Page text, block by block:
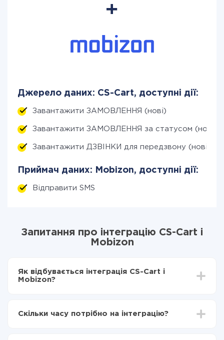
Джерело даних: CS-Cart, доступні дії:
Завантажити ЗАМОВЛЕННЯ (нові)
Завантажити ЗАМОВЛЕННЯ за статусом (нові)
Завантажити ДЗВІНКИ для передзвону (нові)
Приймач даних: Mobizon, доступні дії:
Відправити SMS
Запитання про інтеграцію CS-Cart і
Mobizon
Як відбувається інтеграція CS-Cart і
Mobizon?
Вибираєте які дані передавати з CS-Cart в
Скільки часу потрібно на інтеграцію?